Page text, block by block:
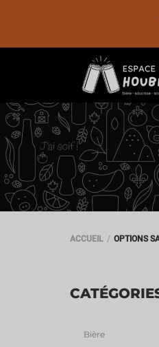
ACCUEIL OPTIONS
Bière